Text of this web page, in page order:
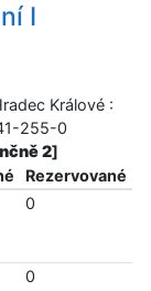
I
Králové :
255-0
2]
Rezervované
0
0